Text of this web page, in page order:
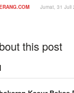
Jumat, 31 Juli
this post